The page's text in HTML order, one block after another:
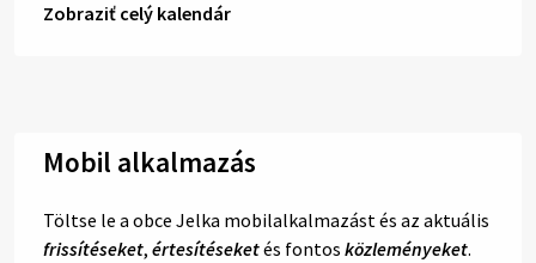
Zobraziť celý kalendár
Mobil alkalmazás
Töltse le a obce Jelka mobilalkalmazást és az aktuális
frissítéseket, értesítéseketés fontos közleményeket.